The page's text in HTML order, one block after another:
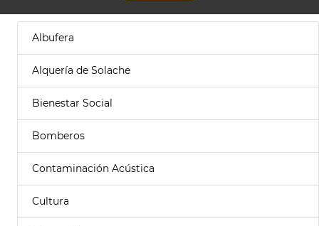
Albufera
Alquería de Solache
Bienestar Social
Bomberos
Contaminación Acústica
Cultura